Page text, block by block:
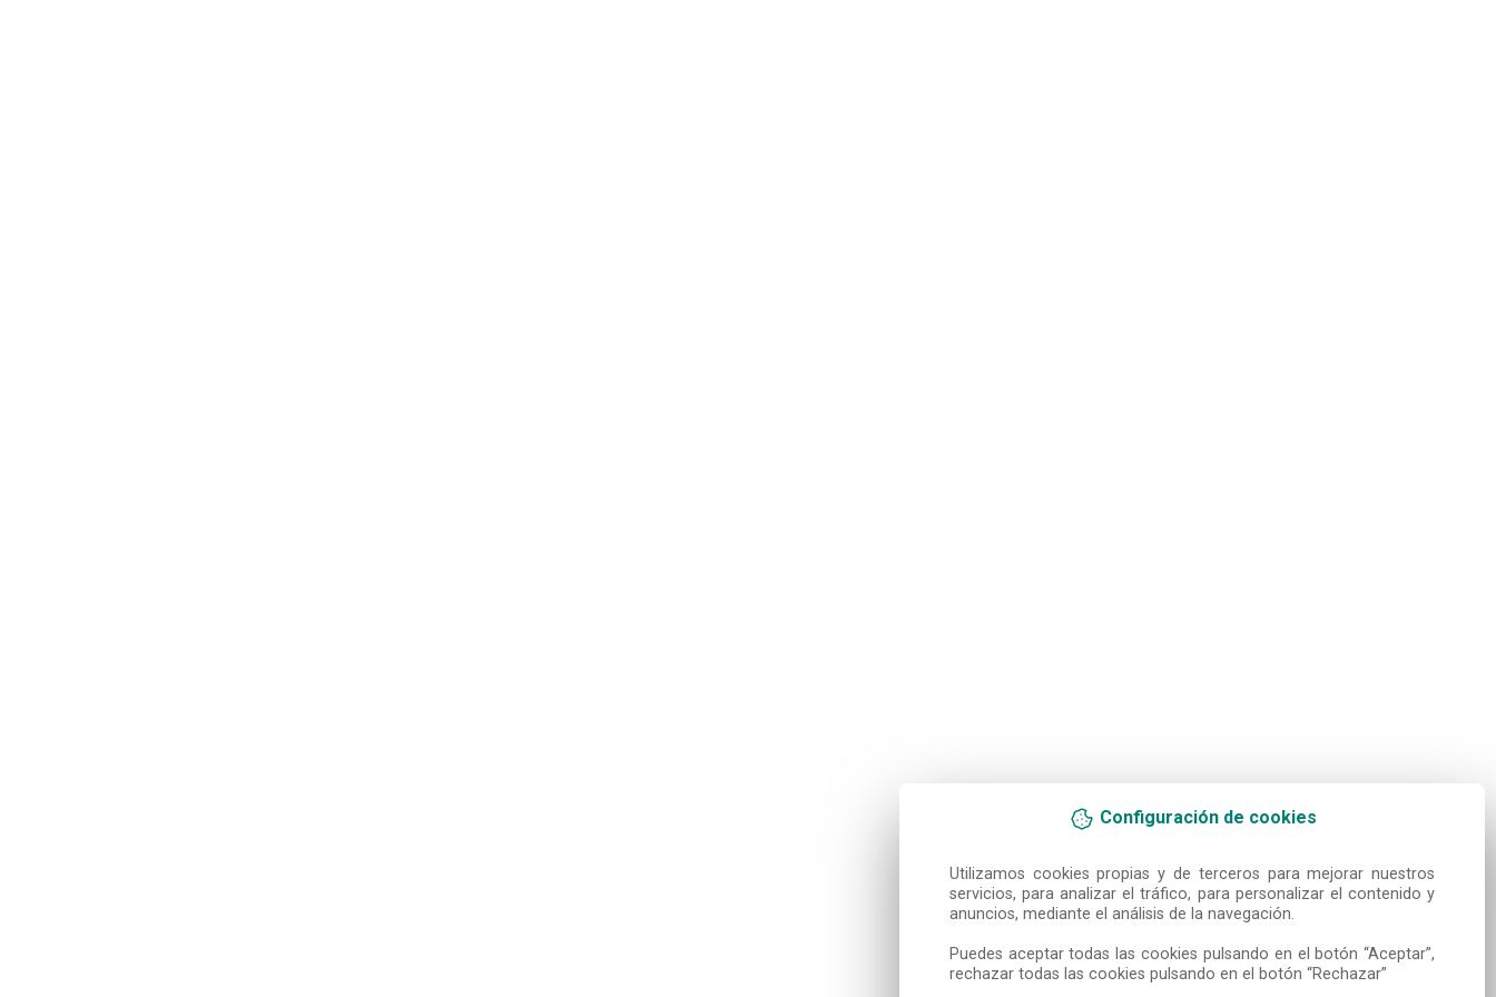
Configuración de cookies
Utilizamos cookies propias y de terceros para mejorar nuestros
servicios, para analizar el tráfico, para personalizar el contenido y
anuncios, mediante el análisis de la navegación.
Puedes aceptar todas las cookies pulsando en el botón “Aceptar”,
rechazar todas las cookies pulsando en el botón “Rechazar”